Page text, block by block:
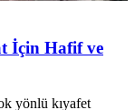
İçin Hafif ve
yönlü kıyafet